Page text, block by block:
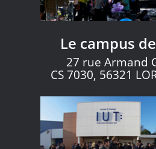
Le campus
27 rue Armand
CS 7030, 56321